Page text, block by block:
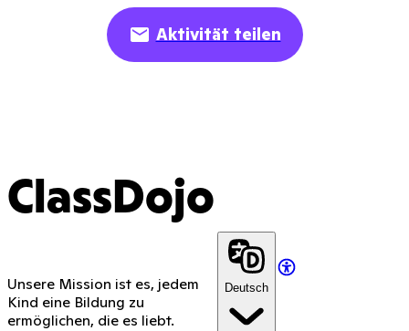
Aktivität teilen
ClassDojo
Unsere Mission ist es, jedem
Kind eine Bildung zu
ermöglichen, die es liebt.
Deutsch